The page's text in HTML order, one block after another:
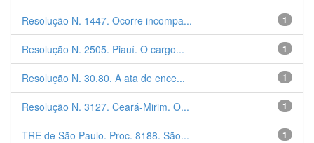
1
Resolução N. 1447. Ocorre incompa...
1
Resolução N. 2505. Piauí. O cargo...
1
Resolução N. 30.80. A ata de ence...
1
Resolução N. 3127. Ceará-Mirim. O...
1
TRE de São Paulo. Proc. 8188. São...